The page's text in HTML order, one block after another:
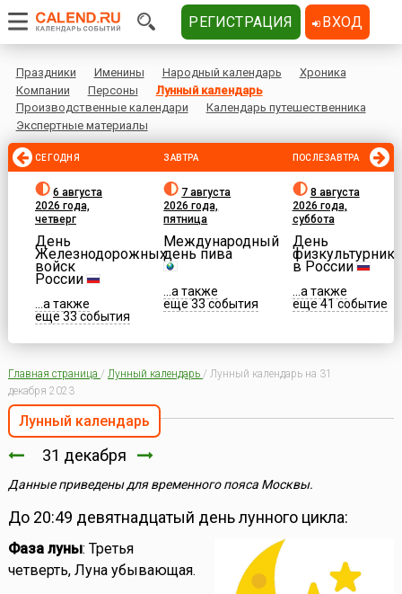
Праздники Именины Народный календарь
Хроника
Компании
Персоны
Лунный календарь
Производственные календари
Календарь путешественника
Экспертные материалы
СЕГОДНЯ
6 августа
2026 года,
четверг
День
Железнодорожных
войск
России
...а также
еще 33 события
ЗАВТРА
7 августа
2026 года,
пятница
Международный
день пива
...а также
еще 33 события
ПОСЛЕЗАВТРА
8 августа
2026 года,
суббота
День
физкультурника
в России
...а также
еще 41 событие
Главная страница / Лунный календарь / Лунный календарь на 31
декабря 2023
Лунный календарь
31 декабря
Данные приведены для временного пояса Москвы.
До 20:49 девятнадцатый день лунного цикла:
Фаза луны: Третья
четверть, Луна убывающая.
РЕГИСТРАЦИЯ ВХОД